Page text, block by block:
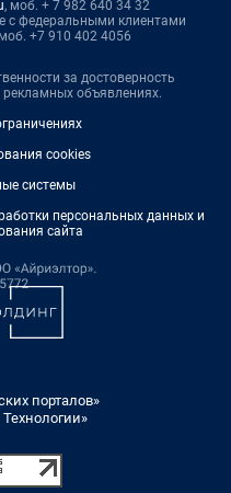
, моб. + 7 982 640 34 32
с федеральными клиентами
+7 910 402 4056
за достоверность
объявлениях.
cookies
системы
персональных данных и
сайта
порталов»